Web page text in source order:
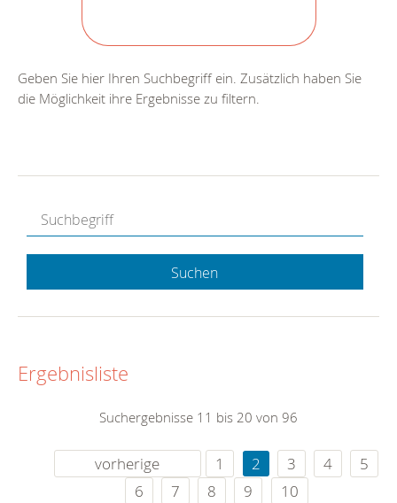
Geben Sie hier Ihren Suchbegriff ein. Zusätzlich haben Sie
die Möglichkeit ihre Ergebnisse zu filtern.
Suchen
Ergebnisliste
Suchergebnisse 11 bis 20 von 96
vorherige 1 2 3 4
5
6
7 8 9
10